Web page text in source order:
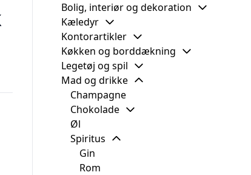
Bolig, interiør og dekoration
Kæledyr
Kontorartikler
Køkken og borddækning
Legetøj og spil
Mad og drikke
Champagne
Chokolade
Øl
Spiritus
Gin
Rom